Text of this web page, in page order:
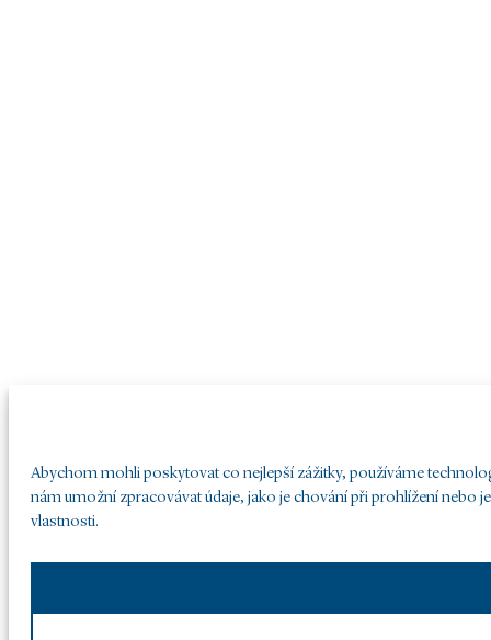
Abychom mohli poskytovat co nejlepší zážitky, používáme
nám umožní zpracovávat údaje, jako je chování při prohlížení nebo
vlastnosti.